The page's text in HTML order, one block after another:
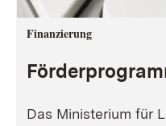
Finanzierung
Das Ministerium für